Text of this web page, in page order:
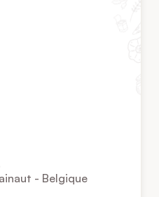
- Belgique